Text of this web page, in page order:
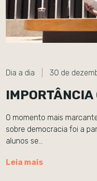
Dia a dia 30 de
O momento mais
sobre democracia foi a
alunos se…
Leia mais